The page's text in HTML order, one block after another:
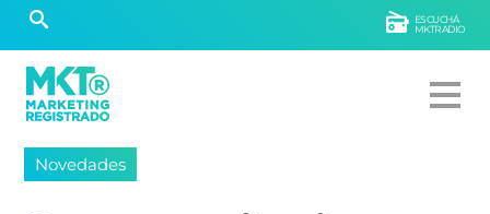
ESCUCHÁ
MKTRADIO
Novedades